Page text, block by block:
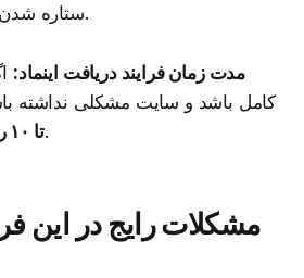
ستاره شدن را هم در نظر بگیرید.
مدت زمان فرایند دریافت اینماد:
کامل باشد و سایت مشکلی نداشته
تا ۱۰ روز کاریزمان می‌برد.
مشکلات رایج در این